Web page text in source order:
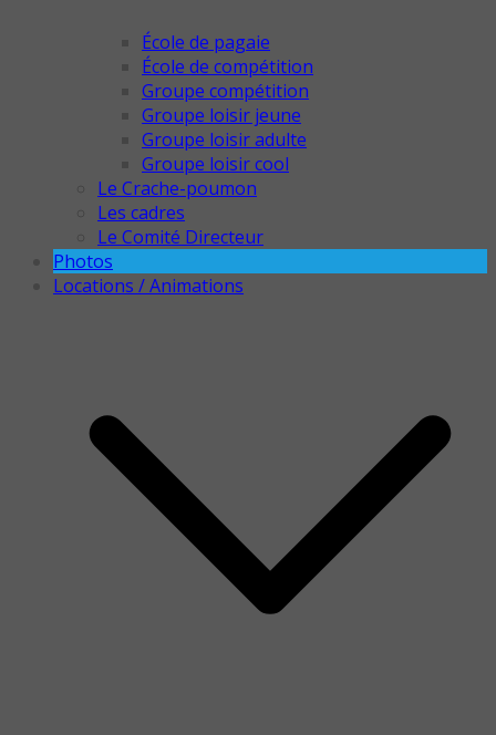
École de pagaie
École de compétition
Groupe compétition
Groupe loisir jeune
Groupe loisir adulte
Groupe loisir cool
Le Crache-poumon
Les cadres
Le Comité Directeur
Photos
Locations / Animations